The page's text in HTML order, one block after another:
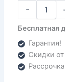
-
Бесплатная
Гарантия!
Скидки